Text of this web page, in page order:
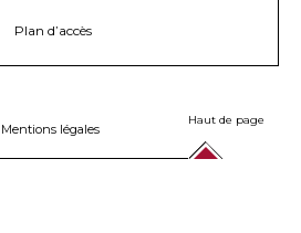
Plan d’accès
Mentions légales
Haut de page